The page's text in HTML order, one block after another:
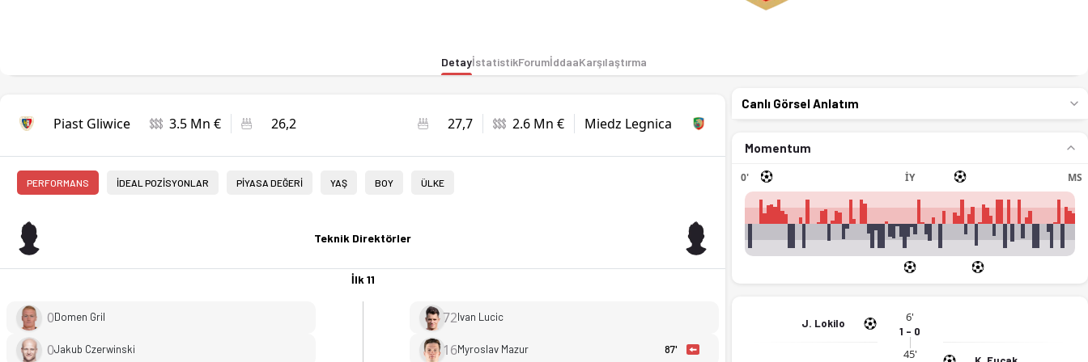
DetayİstatistikForumİddaaKarşılaştırma
Piast Gliwice 3.5 Mn € 26,2 Miedz Legnica
2.6 Mn €
27,7
PERFORMANS İDEAL POZİSYONLAR PİYASA DEĞERİ YAŞ BOY ÜLKE
Teknik Direktörler
İlk 11
0Domen Gril
0Jakub Czerwinski
72Ivan Lucic
16Myroslav Mazur 87'
Canlı Görsel Anlatım
Momentum
0' İY MS
J. Lokilo 6'
1 - 0
45'